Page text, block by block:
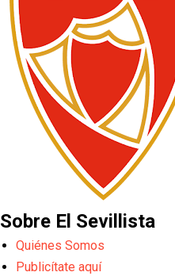
Sobre El Sevillista
Quiénes Somos
Publicítate aquí